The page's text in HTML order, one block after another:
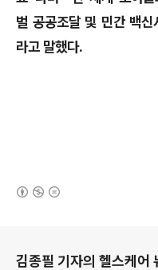
벌 공공조달 및 민간 백신
라고 말했다.
김종필 기자의 헬